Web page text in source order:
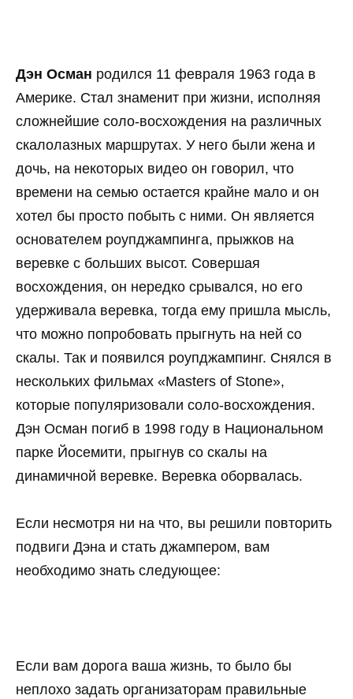
Дэн Осман родился 11 февраля 1963 года в
Америке. Стал знаменит при жизни, исполняя
сложнейшие соло-восхождения на различных
скалолазных маршрутах. У него были жена и
дочь, на некоторых видео он говорил, что
времени на семью остается крайне мало и он
хотел бы просто побыть с ними. Он является
основателем роупджампинга, прыжков на
веревке с больших высот. Совершая
восхождения, он нередко срывался, но его
удерживала веревка, тогда ему пришла мысль,
что можно попробовать прыгнуть на ней со
скалы. Так и появился роупджампинг. Снялся в
нескольких фильмах «Masters of Stone»,
которые популяризовали соло-восхождения.
Дэн Осман погиб в 1998 году в Национальном
парке Йосемити, прыгнув со скалы на
динамичной веревке. Веревка оборвалась.
Если несмотря ни на что, вы решили повторить
подвиги Дэна и стать джампером, вам
необходимо знать следующее:
Если вам дорога ваша жизнь, то было бы
неплохо задать организаторам правильные